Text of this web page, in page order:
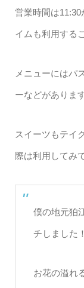
営業時間は11:30
イムも利用する
メニューにはパ
ーなどがあります
スイーツもテイ
際は利用してみ
僕の地元狛
チしました！
お花の溢れ